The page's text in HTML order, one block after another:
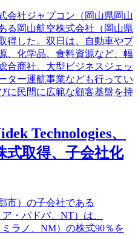
会社ジャプコン（岡山県岡山
る岡山航空株式会社（岡山県
得した。双日は、自動車やプ
、化学品、食料資源など、幅
合商社。大型ビジネスジェッ
ター運航事業なども行ってい
に民間に広範な顧客基盤を持
Technologies、
式取得、子会社化
市）の子会社である
ア・パドバ、NT）は、
ラノ、NM）の株式90％を